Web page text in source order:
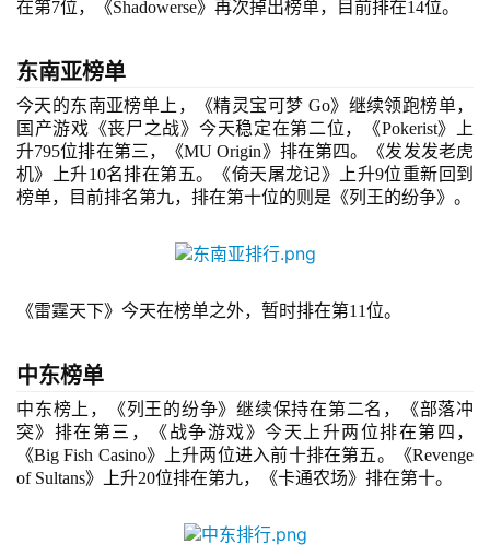
金
奖
7
月
日
游
茶
对
接
在第7位，《Shadowerse》再次掉出榜单，目前排在14位。
东南亚榜单
今天的东南亚榜单上， 《精灵宝可梦 Go》继续领跑榜单，
国产游戏《丧尸之战》今天稳定在第二位，《Pokerist》上
升795位排在第三，《MU Origin》排在第四。《发发发老虎
机》上升10名排在第五。《倚天屠龙记》上升9位重新回到
榜单，目前排名第九，排在第十位的则是《列王的纷争》。
《雷霆天下》今天在榜单之外，暂时排在第11位。
中东榜单
中东榜上，
《列王的纷争》继续保持在第二名，《部落冲
突》排在第三，《战争游戏》今天上升两位排在第四，
《Big Fish Casino》上升两位进入前十排在第五。《Revenge
of Sultans》上升20位排在第九，《卡通农场》排在第十。